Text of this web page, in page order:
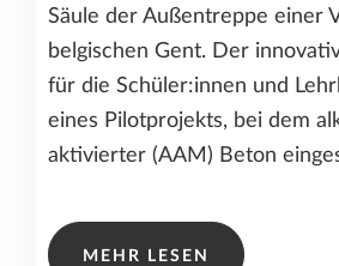
Säule der Außentreppe einer
belgischen Gent. Der
für die Schüler:innen und
eines Pilotprojekts, bei dem
aktivierter (AAM) Beton
MEHR LESEN